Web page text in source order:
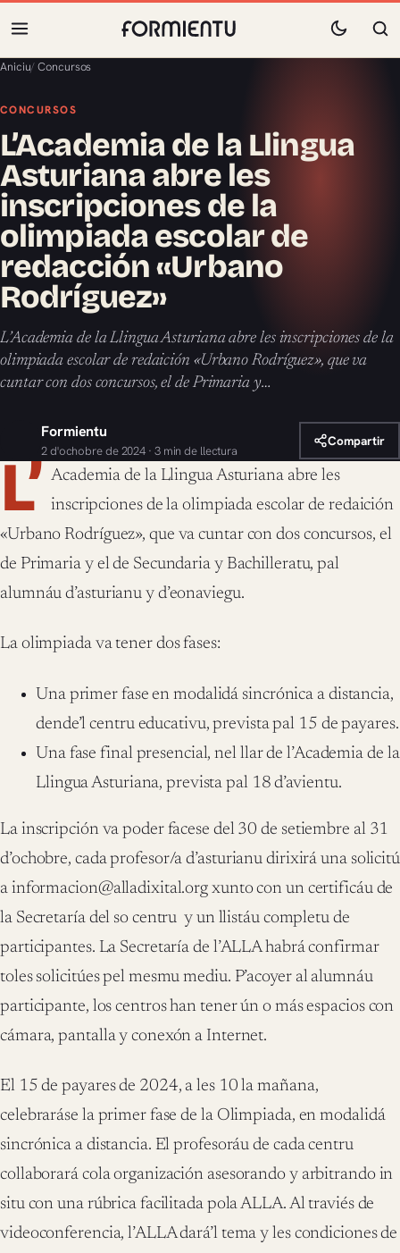
Aniciu/Concursos
CONCURSOS
L’Academia de la Llingua
Asturiana abre les
inscripciones de la
olimpiada escolar de
redacción «Urbano
Rodríguez»
L’Academia de la Llingua Asturiana abre les inscripciones de la
olimpiada escolar de redaición «Urbano Rodríguez», que va
cuntar con dos concursos, el de Primaria y…
Formientu
2 d'ochobre de 2024 · 3 min de llectura
Compartir
L’ Academia de la Llingua Asturiana abre les
inscripciones de la olimpiada escolar de redaición
«Urbano Rodríguez», que va cuntar con dos concursos, el
de Primaria y el de Secundaria y Bachilleratu, pal
alumnáu d’asturianu y d’eonaviegu.
La olimpiada va tener dos fases:
Una primer fase en modalidá sincrónica a distancia,
dende’l centru educativu, prevista pal 15 de payares.
Una fase final presencial, nel llar de l’Academia de la
Llingua Asturiana, prevista pal 18 d’avientu.
La inscripción va poder facese del 30 de setiembre al 31
d’ochobre, cada profesor/a d’asturianu dirixirá una solicitú
a informacion@alladixital.org xunto con un certificáu de
la Secretaría del so centru y un llistáu completu de
participantes. La Secretaría de l’ALLA habrá confirmar
toles solicitúes pel mesmu mediu. P’acoyer al alumnáu
participante, los centros han tener ún o más espacios con
cámara, pantalla y conexón a Internet.
El 15 de payares de 2024, a les 10 la mañana,
celebraráse la primer fase de la Olimpiada, en modalidá
sincrónica a distancia. El profesoráu de cada centru
collaborará cola organización asesorando y arbitrando in
situ con una rúbrica facilitada pola ALLA. Al traviés de
videoconferencia, l’ALLA dará’l tema y les condiciones de